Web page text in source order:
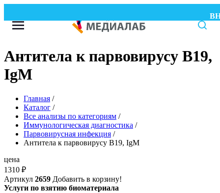
Антитела к парвовирусу B19,
IgM
Главная /
Каталог /
Все анализы по категориям /
Иммунологическая диагностика /
Парвовирусная инфекция /
Антитела к парвовирусу B19, IgM
цена
1310 ₽
Артикул 2659 Добавить в корзину!
Услуги по взятию биоматериала